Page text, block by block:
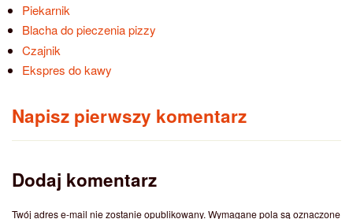
Piekarnik
Blacha do pieczenia pizzy
Czajnik
Ekspres do kawy
Napisz pierwszy komentarz
Dodaj komentarz
Twój adres e-mail nie zostanie opublikowany. Wymagane pola są oznaczone